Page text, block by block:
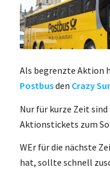
Als begrenzte Aktion
Postbusden Crazy
Nur für kurze Zeit
Aktionstickets zum
WEr für die nächste
hat, sollte schnell